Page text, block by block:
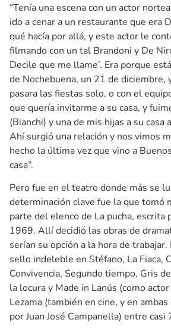
“Tenía una escena con un actor
ido a cenar a un restaurante que era
qué hacía por allá, y este actor le
filmando con un tal Brandoni y De
Decile que me llame’. Era porque
de Nochebuena, un 21 de diciembre,
pasara las fiestas solo, o con el
que quería invitarme a su casa, y
(Bianchi) y una de mis hijas a su casa
Ahí surgió una relación y nos vimos
hecho la última vez que vino a
casa”.
Pero fue en el teatro donde más se
determinación clave fue la que tomó
parte del elenco de La pucha, escrita
1969. Allí decidió las obras de
serían su opción a la hora de
sello indeleble en Stéfano, La Fiaca,
Convivencia, Segundo tiempo, Gris
la locura y Made in Lanús (como
Lezama (también en cine, y en
por Juan José Campanella) entre